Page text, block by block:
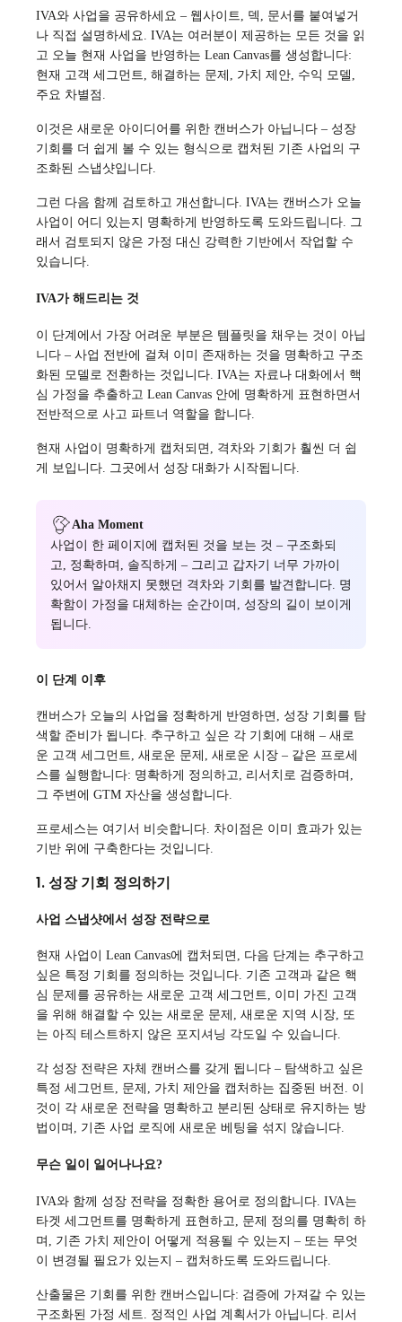
IVA와 사업을 공유하세요 – 웹사이트, 덱, 문서를 붙여넣거
나 직접 설명하세요. IVA는 여러분이 제공하는 모든 것을 읽
고 오늘 현재 사업을 반영하는 Lean Canvas를 생성합니다:
현재 고객 세그먼트, 해결하는 문제, 가치 제안, 수익 모델,
주요 차별점.
이것은 새로운 아이디어를 위한 캔버스가 아닙니다 – 성장
기회를 더 쉽게 볼 수 있는 형식으로 캡처된 기존 사업의 구
조화된 스냅샷입니다.
그런 다음 함께 검토하고 개선합니다. IVA는 캔버스가 오늘
사업이 어디 있는지 명확하게 반영하도록 도와드립니다. 그
래서 검토되지 않은 가정 대신 강력한 기반에서 작업할 수
있습니다.
IVA가 해드리는 것
이 단계에서 가장 어려운 부분은 템플릿을 채우는 것이 아닙
니다 – 사업 전반에 걸쳐 이미 존재하는 것을 명확하고 구조
화된 모델로 전환하는 것입니다. IVA는 자료나 대화에서 핵
심 가정을 추출하고 Lean Canvas 안에 명확하게 표현하면서
전반적으로 사고 파트너 역할을 합니다.
현재 사업이 명확하게 캡처되면, 격차와 기회가 훨씬 더 쉽
게 보입니다. 그곳에서 성장 대화가 시작됩니다.
Aha Moment
사업이 한 페이지에 캡처된 것을 보는 것 – 구조화되
고, 정확하며, 솔직하게 – 그리고 갑자기 너무 가까이
있어서 알아채지 못했던 격차와 기회를 발견합니다. 명
확함이 가정을 대체하는 순간이며, 성장의 길이 보이게
됩니다.
이 단계 이후
캔버스가 오늘의 사업을 정확하게 반영하면, 성장 기회를 탐
색할 준비가 됩니다. 추구하고 싶은 각 기회에 대해 – 새로
운 고객 세그먼트, 새로운 문제, 새로운 시장 – 같은 프로세
스를 실행합니다: 명확하게 정의하고, 리서치로 검증하며,
그 주변에 GTM 자산을 생성합니다.
프로세스는 여기서 비슷합니다. 차이점은 이미 효과가 있는
기반 위에 구축한다는 것입니다.
1. 성장 기회 정의하기
사업 스냅샷에서 성장 전략으로
현재 사업이 Lean Canvas에 캡처되면, 다음 단계는 추구하고
싶은 특정 기회를 정의하는 것입니다. 기존 고객과 같은 핵
심 문제를 공유하는 새로운 고객 세그먼트, 이미 가진 고객
을 위해 해결할 수 있는 새로운 문제, 새로운 지역 시장, 또
는 아직 테스트하지 않은 포지셔닝 각도일 수 있습니다.
각 성장 전략은 자체 캔버스를 갖게 됩니다 – 탐색하고 싶은
특정 세그먼트, 문제, 가치 제안을 캡처하는 집중된 버전. 이
것이 각 새로운 전략을 명확하고 분리된 상태로 유지하는 방
법이며, 기존 사업 로직에 새로운 베팅을 섞지 않습니다.
무슨 일이 일어나나요?
IVA와 함께 성장 전략을 정확한 용어로 정의합니다. IVA는
타겟 세그먼트를 명확하게 표현하고, 문제 정의를 명확히 하
며, 기존 가치 제안이 어떻게 적용될 수 있는지 – 또는 무엇
이 변경될 필요가 있는지 – 캡처하도록 도와드립니다.
산출물은 기회를 위한 캔버스입니다: 검증에 가져갈 수 있는
구조화된 가정 세트. 정적인 사업 계획서가 아닙니다. 리서